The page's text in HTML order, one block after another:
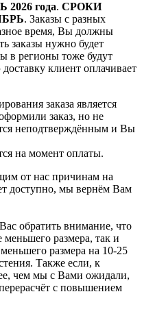
года. СРОКИ
. Заказы с разных
время, Вы должны
заказы нужно будет
в регионы тоже будут
клиент оплачивает
заказа является
заказ, но не
неподтверждённым и Вы
на момент оплаты.
от нас причинам на
доступно, мы вернём Вам
обратить внимание, что
размера, так и
размера на 10-25
Также если, к
чем мы с Вами ожидали,
с повышением